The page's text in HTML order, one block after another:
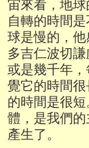
宙來看，地
自轉的時間
球是慢的，
多吉仁波切
或是幾千年
覺它的時間
的時間是很
體，是我們
產生了。